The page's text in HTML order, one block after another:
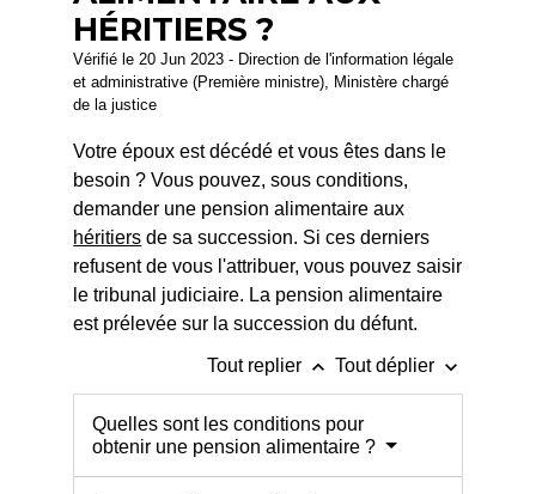
HÉRITIERS ?
Vérifié le 20 Jun 2023 - Direction de l'information légale
et administrative (Première ministre), Ministère chargé
de la justice
Votre époux est décédé et vous êtes dans le
besoin ? Vous pouvez, sous conditions,
demander une pension alimentaire aux
héritiers de sa succession. Si ces derniers
refusent de vous l'attribuer, vous pouvez saisir
le tribunal judiciaire. La pension alimentaire
est prélevée sur la succession du défunt.
Tout replier keyboard_arrow_up Tout déplier keyboard_arrow_down
Quelles sont les conditions pour
obtenir une pension alimentaire ?